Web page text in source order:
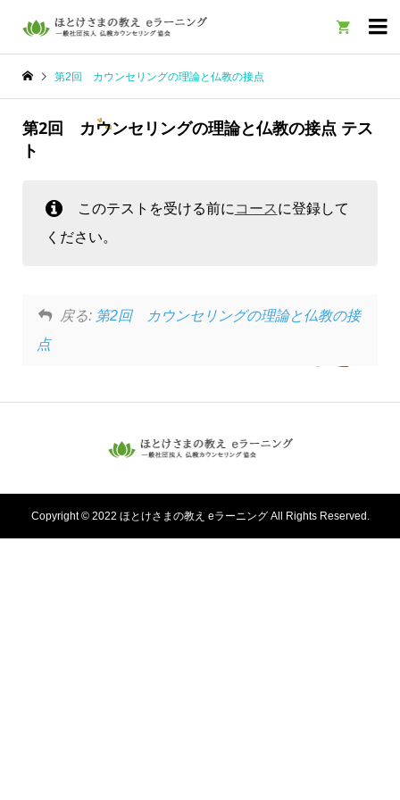

第2回 カウンセリングの理論と仏教の接点
第2回 カウンセリングの理論と仏教の接点 テス
ト
このテストを受ける前に コース に登録して
ください。
戻る: 第2回 カウンセリングの理論と仏教の接
点
Copyright © 2022 ほとけさまの教え eラーニング All Rights Reserved.